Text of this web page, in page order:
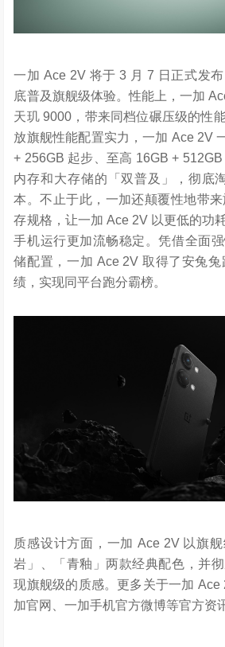
一加 Ace 2V 将于 3 月 7 日正式发
底普及旗舰级体验。性能上，一加
天玑9000 ， 带来同档位碾压级的性
放旗舰性能配置实力，一加 Ace 2V
+ 256GB 起步、至高 16GB + 512GB
内存和大存储的 「双普及」 ，彻底
本 。不止于此，一加还颠覆性地带来
存规格， 让一加 Ace 2V 以更低的功
手机运行更加流畅稳定。凭借全面
储配置，一加 Ace 2V取得了安兔兔
绩 ， 实现同平台跑分霸榜。
质感设计方面，一加 Ace 2V 以旗
岩」、
「青釉」两款经典配色，并
现旗舰级的质感。更多关于一加 Ace
加官网、一加手机官方微博等官方资